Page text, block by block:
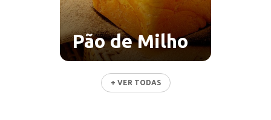
Pão de Milho
+ VER TODAS